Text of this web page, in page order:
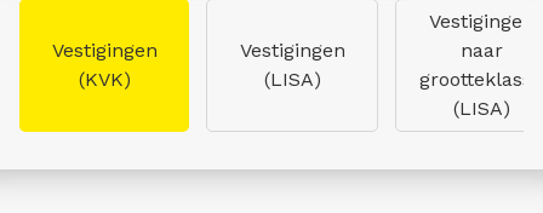
Vestigingen
(KVK)
Vestigingen
(LISA)
Vestigingen
naar
grootteklasse
(LISA)